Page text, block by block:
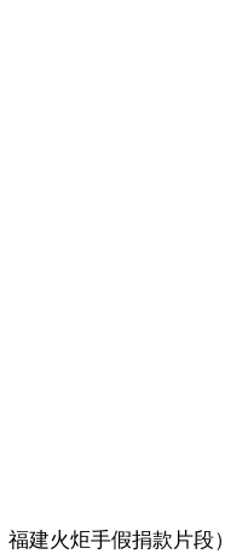
福建火炬手假捐款片段）